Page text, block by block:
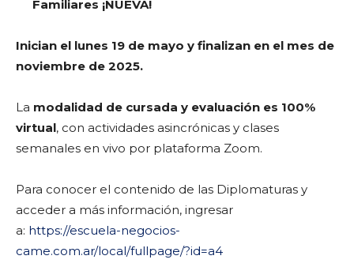
Familiares ¡NUEVA!
Inician el lunes 19 de mayo y finalizan en el mes de
noviembre de 2025.
La modalidad de cursada y evaluación es 100%
virtual, con actividades asincrónicas y clases
semanales en vivo por plataforma Zoom.
Para conocer el contenido de las Diplomaturas y
acceder a más información, ingresar
a: https://escuela-negocios-
came.com.ar/local/fullpage/?id=a4